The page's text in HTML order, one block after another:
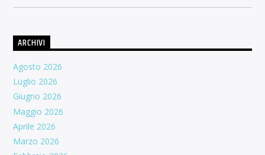
ARCHIVI
Agosto 2026
Luglio 2026
Giugno 2026
Maggio 2026
Aprile 2026
Marzo 2026